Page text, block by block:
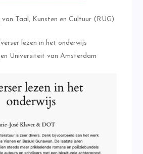
van Taal, Kunsten en Cultuur (RUG)
lezen in het onderwijs
Universiteit van Amsterdam